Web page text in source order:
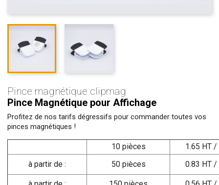
Pince magnétique clipmag
Pince Magnétique pour Affichage
Profitez de nos tarifs dégressifs pour commander toutes vos
pinces magnétiques !
10 pièces
1.65 HT
à partir de :
50 pièces 0.83 HT /